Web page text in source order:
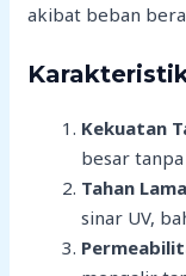
akibat beban
Kekuatan
besar
Tahan Lama
sinar UV,